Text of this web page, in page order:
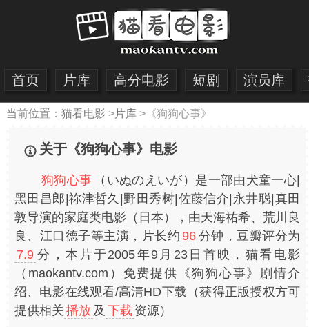
首页 片库 高分电影 短剧 演员库
当前位置： 猫看电影 >片库>《狗狗心事》
关于《狗狗心事》电影
狗狗心事
（いぬのえいが）是一部由犬童一心|
黑田昌郎|祢津哲久|野田秀树|佐藤信介|永井聪|真田
敦导演的家庭类电影（日本），由天海祐希、荒川良
良、江口德子等主演，片长约 96 分钟，豆瓣评分为
7.9 分，本片于2005年9月23日首映，猫看电影
（maokantv.com）免费提供《狗狗心事》剧情介
绍、电影在线观看/高清HD下载（获得正版授权方可
提供相关 播放 及 下载 资源）